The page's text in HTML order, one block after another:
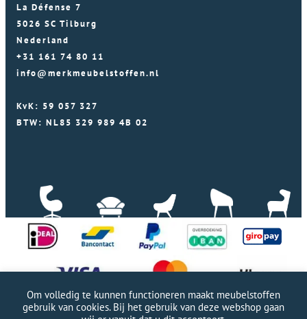
La Défense 7
5026 SC Tilburg
Nederland
+31 161 74 80 11
info@merkmeubelstoffen.nl
KvK: 59 057 327
BTW: NL85 329 989 4B 02
Om volledig te kunnen functioneren maakt meubelstoffen
gebruik van cookies. Bij het gebruik van deze webshop gaan